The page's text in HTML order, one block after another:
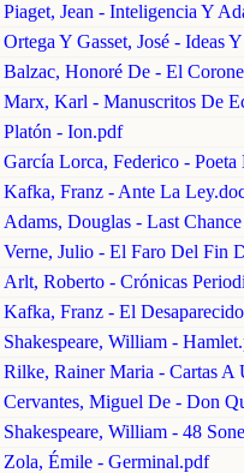
Piaget, Jean - Inteligencia Y
Ortega Y Gasset, José - Ideas
Balzac, Honoré De - El
Marx, Karl - Manuscritos De
Platón - Ion.pdf
García Lorca, Federico -
Kafka, Franz - Ante La
Adams, Douglas - Last
Verne, Julio - El Faro Del Fin
Arlt, Roberto - Crónicas
Kafka, Franz - El
Shakespeare, William -
Rilke, Rainer Maria - Cartas A
Cervantes, Miguel De - Don
Shakespeare, William - 48
Zola, Émile - Germinal.pdf